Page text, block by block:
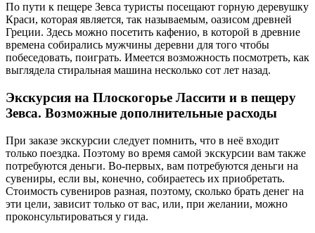
По пути к пещере Зевса туристы посещают горную деревушку
Краси, которая является, так называемым, оазисом древней
Греции. Здесь можно посетить кафенио, в которой в древние
времена собирались мужчины деревни для того чтобы
побеседовать, поиграть. Имеется возможность посмотреть, как
выглядела стиральная машина несколько сот лет назад.
Экскурсия на Плоскогорье Лассити и в пещеру
Зевса. Возможные дополнительные расходы
При заказе экскурсии следует помнить, что в неё входит
только поездка. Поэтому во время самой экскурсии вам также
потребуются деньги. Во-первых, вам потребуются деньги на
сувениры, если вы, конечно, собираетесь их приобретать.
Стоимость сувениров разная, поэтому, сколько брать денег на
эти цели, зависит только от вас, или, при желании, можно
проконсультироваться у гида.